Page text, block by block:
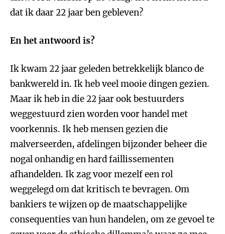
dat ik daar 22 jaar ben gebleven?
En het antwoord is?
Ik kwam 22 jaar geleden betrekkelijk blanco de
bankwereld in. Ik heb veel mooie dingen gezien.
Maar ik heb in die 22 jaar ook bestuurders
weggestuurd zien worden voor handel met
voorkennis. Ik heb mensen gezien die
malverseerden, afdelingen bijzonder beheer die
nogal onhandig en hard faillissementen
afhandelden. Ik zag voor mezelf een rol
weggelegd om dat kritisch te bevragen. Om
bankiers te wijzen op de maatschappelijke
consequenties van hun handelen, om ze gevoel te